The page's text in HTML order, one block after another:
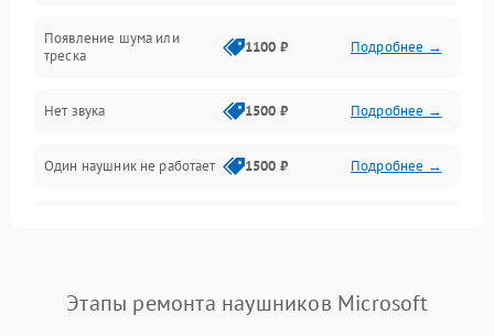
Появление шума или
треска
1100 ₽ Подробнее →
Нет звука 1500 ₽ Подробнее →
Один наушник не работает 1500 ₽ Подробнее →
Этапы ремонта наушников Microsoft